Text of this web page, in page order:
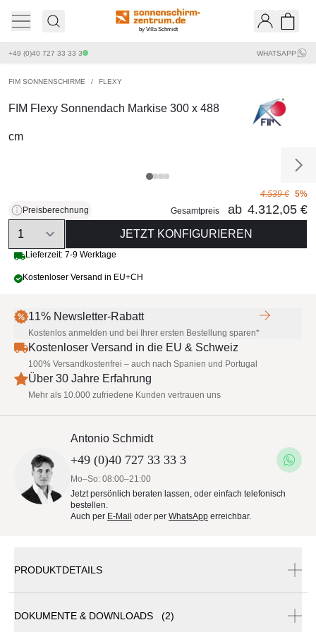
by Villa Schmidt
+49 (0)40 727 33 33 3 WHATSAPP
FIM SONNENSCHIRME / FLEXY
FIM Flexy Sonnendach Markise 300 x 488
cm
Preisberechnung
4.539 € 5%
Gesamtpreis
ab 4.312,05 €
Quantity
JETZT KONFIGURIEREN
Lieferzeit: 7-9 Werktage
Kostenloser Versand in EU+CH
11% Newsletter-Rabatt
Kostenlos anmelden und bei Ihrer ersten Bestellung sparen*
Kostenloser Versand in die EU & Schweiz
100% Versandkostenfrei – auch nach Spanien und Portugal
Über 30 Jahre Erfahrung
Mehr als 10.000 zufriedene Kunden vertrauen uns
Antonio Schmidt
+49 (0)40 727 33 33 3
Mo–So: 08:00–21:00
Jetzt persönlich beraten lassen, oder einfach telefonisch
bestellen.
Auch per E-Mail oder per WhatsApp erreichbar.
PRODUKTDETAILS
DOKUMENTE & DOWNLOADS (2)